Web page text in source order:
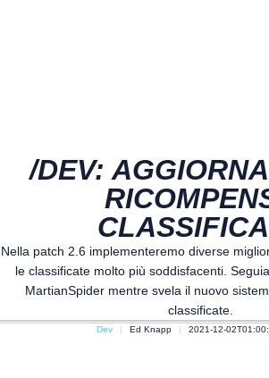
/DEV:
Nella patch 2.6 implementeremo diverse
le classificate molto più soddisfacenti.
MartianSpider mentre svela il nuovo
classificate.
Dev Ed Knapp 2021-12-